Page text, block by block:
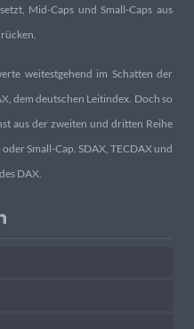
Mid-Caps und Small-Caps aus
weitestgehend im Schatten der
dem deutschen Leitindex. Doch so
aus der zweiten und dritten Reihe
Small-Cap. SDAX, TECDAX und
DAX.